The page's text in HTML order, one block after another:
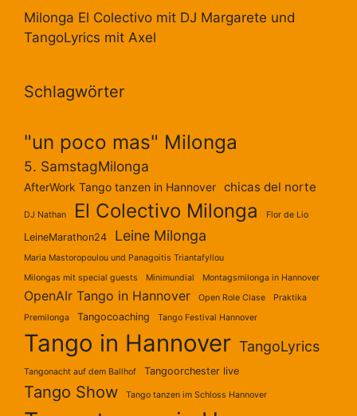
Milonga El Colectivo mit DJ Margarete und
TangoLyrics mit Axel
Schlagwörter
"un poco mas" Milonga
5. SamstagMilonga
AfterWork Tango tanzen in Hannover chicas del norte
DJ Nathan El Colectivo Milonga Flor de Lio
LeineMarathon24 Leine Milonga
Maria Mastoropoulou und Panagoitis Triantafyllou
Milongas mit special guests
Minimundial Montagsmilonga in Hannover
OpenAIr Tango in Hannover Open Role Clase
Praktika
Premilonga
Tangocoaching Tango Festival Hannover
Tango in Hannover TangoLyrics
Tangonacht auf dem Ballhof Tangoorchester live
Tango Show Tango tanzen im Schloss Hannover